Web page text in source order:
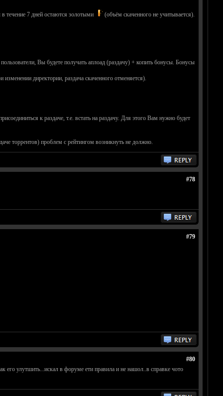
течение 7 дней остаются золотыми (объём скаченного не учитывается).
Вы будете получать аплоад (раздачу) + копить бонусы. Бонусы
директории, раздача скаченного отменяется).
к раздаче, т.е. встать на раздачу. Для этого Вам нужно будет
торрентов) проблем с рейтингом возникнуть не должно.
#78
#79
#80
его улутшить...искал в форуме ети правила и не нашол..в справке чото